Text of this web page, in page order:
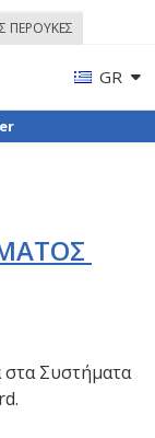
GR
ΠΕΡΟΥΚΕΣ
στα Συστήματα